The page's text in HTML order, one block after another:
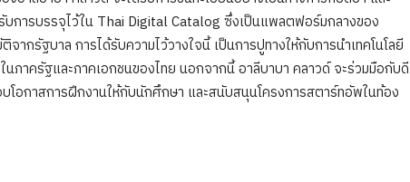
การบรรจุไว้ใน Thai Digital Catalog ซึ่งเป็นแพลตฟอร์มกลางของ
กรัฐบาล การได้รับความไว้วางใจนี้ เป็นการปูทางให้กับการนำเทคโนโลยี
นภาครัฐและภาคเอกชนของไทย นอกจากนี้ อาลีบาบา คลาวด์ จะร่วมมือกับดี
โอกาสการฝึกงานให้กับนักศึกษา และสนับสนุนโครงการสตาร์ทอัพในท้อง